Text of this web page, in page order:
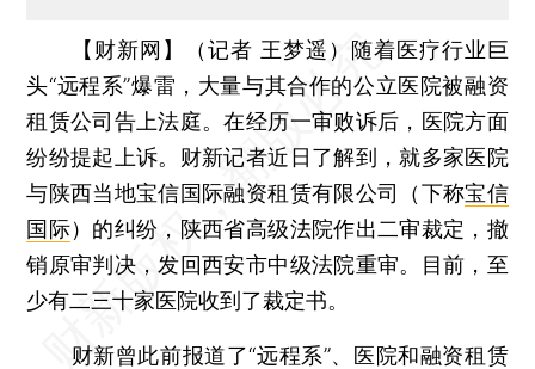
【财新网】（记者 王梦遥） 随着医疗行业巨
头“远程系”爆雷，大量与其合作的公立医院被融资
租赁公司告上法庭。在经历一审败诉后，医院方面
纷纷提起上诉。财新记者近日了解到，就多家医院
与陕西当地宝信国际融资租赁有限公司（下称宝信
国际）的纠纷，陕西省高级法院作出二审裁定，撤
销原审判决，发回西安市中级法院重审。目前，至
少有二三十家医院收到了裁定书。
财新曾此前报道了“远程系”、医院和融资租赁